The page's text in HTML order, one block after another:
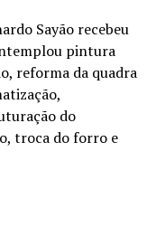
Sayão recebeu
pintura
reforma da quadra
do
troca do forro e